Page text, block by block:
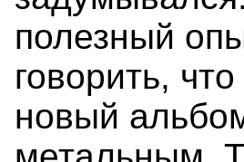
полезный
говорить,
новый